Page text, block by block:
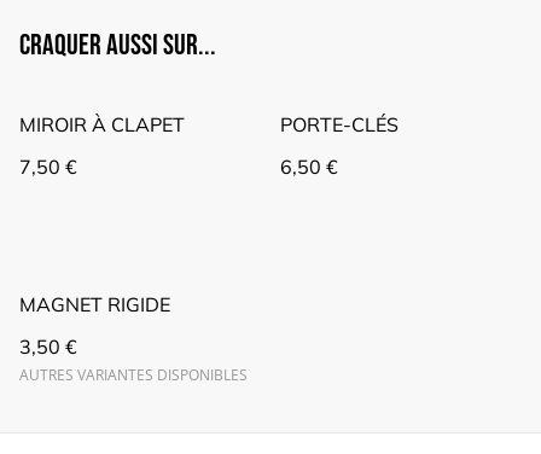
Craquer aussi sur...
MIROIR À CLAPET
7,50 €
PORTE-CLÉS
6,50 €
MAGNET RIGIDE
3,50 €
AUTRES VARIANTES DISPONIBLES